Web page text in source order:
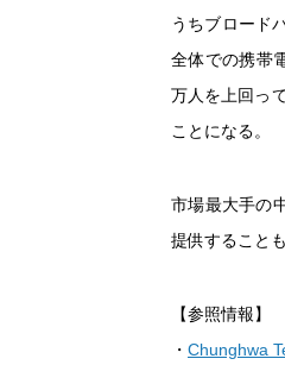
うちブロード
全体での携帯
万人を上回っ
ことになる。
市場最大手の
提供すること
【参照情報】
・ Chunghwa